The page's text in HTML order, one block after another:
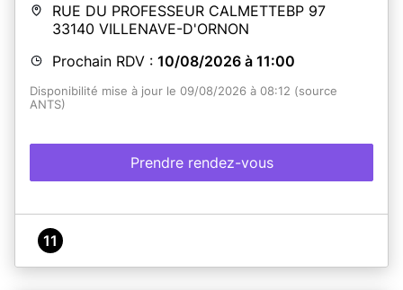
RUE DU PROFESSEUR CALMETTEBP 97
33140 VILLENAVE-D'ORNON
Prochain RDV : 10/08/2026 à 11:00
Disponibilité mise à jour le 09/08/2026 à 08:12 (source
ANTS)
Prendre rendez-vous
11